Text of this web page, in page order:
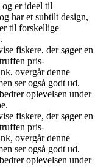
er ideel til
har et subtilt design,
til forskellige
fiskere, der søger en
pris-
overgår denne
ser også godt ud.
oplevelsen under
fiskere, der søger en
pris-
overgår denne
ser også godt ud.
oplevelsen under